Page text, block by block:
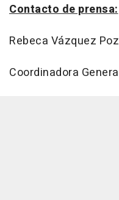
Contacto de prensa:
Rebeca Vázquez
Coordinadora